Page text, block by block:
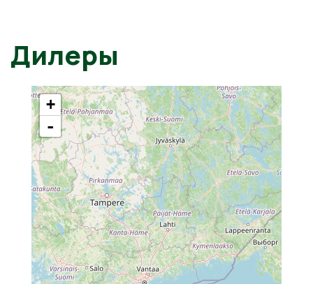
Дилеры
+
-